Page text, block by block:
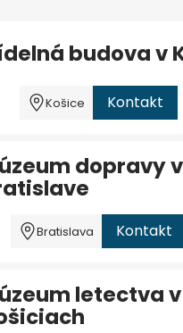
budova v
Košice Kontakt
dopravy v
Bratislava Kontakt
letectva v